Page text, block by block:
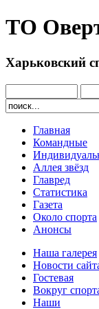
ТО
Харьковский
Главная
Командные
Аллея звёзд
Главред
Статистика
Газета
Около спорта
Анонсы
Наша галерея
Новости
Гостевая
Вокруг
Наши